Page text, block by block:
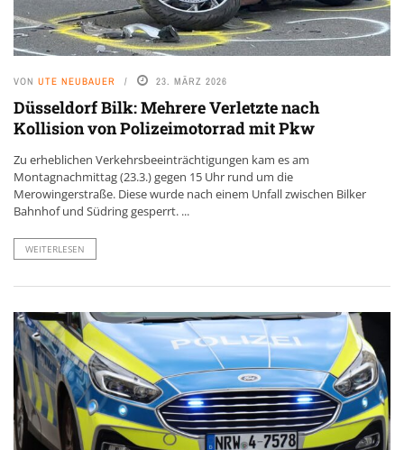
VON UTE NEUBAUER 23. MÄRZ 2026
Düsseldorf Bilk: Mehrere Verletzte nach
Kollision von Polizeimotorrad mit Pkw
Zu erheblichen Verkehrsbeeinträchtigungen kam es am
Montagnachmittag (23.3.) gegen 15 Uhr rund um die
Merowingerstraße. Diese wurde nach einem Unfall zwischen Bilker
Bahnhof und Südring gesperrt. ...
WEITERLESEN